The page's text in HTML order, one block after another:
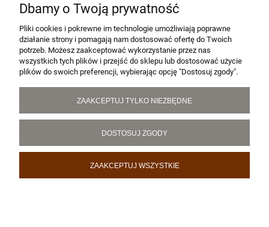
MOJE KONTO
PŁATNOŚCI I DOSTAWA
INFORMACJE
Dbamy o Twoją prywatność
Pliki cookies i pokrewne im technologie umożliwiają poprawne
działanie strony i pomagają nam dostosować ofertę do Twoich
potrzeb. Możesz zaakceptować wykorzystanie przez nas
wszystkich tych plików i przejść do sklepu lub dostosować użycie
plików do swoich preferencji, wybierając opcję "Dostosuj zgody".
ZAAKCEPTUJ TYLKO NIEZBĘDNE
DOSTOSUJ ZGODY
ZAAKCEPTUJ WSZYSTKIE